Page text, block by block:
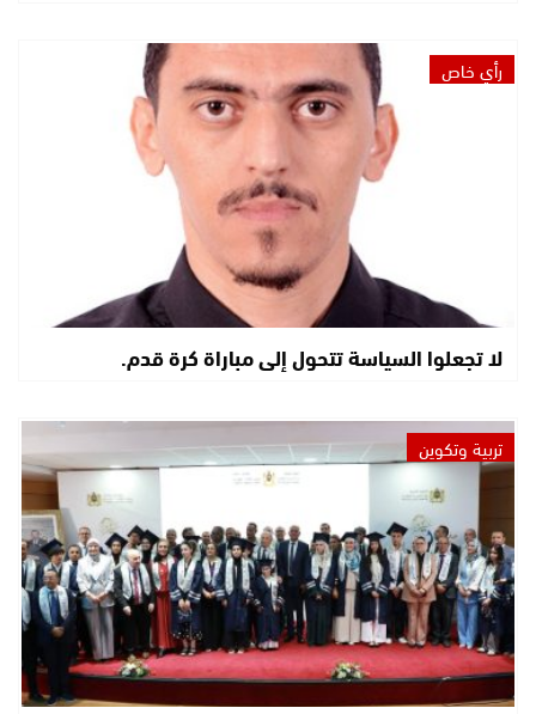
رأي خاص
لا تجعلوا السياسة تتحول إلى مباراة كرة قدم.
تربية وتكوين